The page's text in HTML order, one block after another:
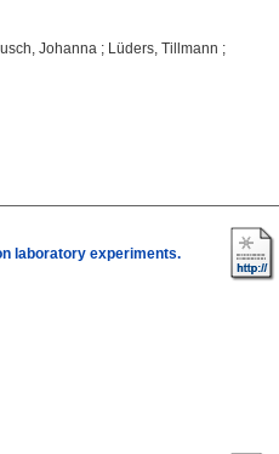
Johanna ; Lüders, Tillmann ;
laboratory experiments.